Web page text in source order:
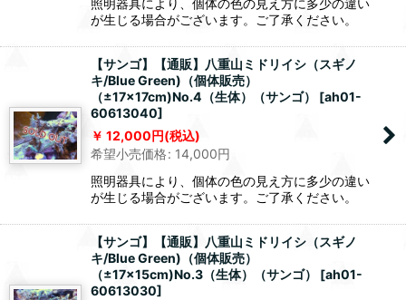
照明器具により、個体の色の見え方に多少の違い
が生じる場合がございます。ご了承ください。
【サンゴ】【通販】八重山ミドリイシ（スギノ
キ/Blue Green)（個体販売）
（±17x17cm)No.4（生体）（サンゴ）
[ah01-
60613040]
12,000円(税込)
希望小売価格: 14,000円
照明器具により、個体の色の見え方に多少の違い
が生じる場合がございます。ご了承ください。
【サンゴ】【通販】八重山ミドリイシ（スギノ
キ/Blue Green)（個体販売）
（±17x15cm)No.3（生体）（サンゴ）
[ah01-
60613030]